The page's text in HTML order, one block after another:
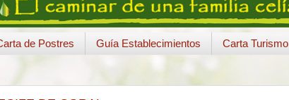
de Postres Guía Establecimientos Carta Turismo